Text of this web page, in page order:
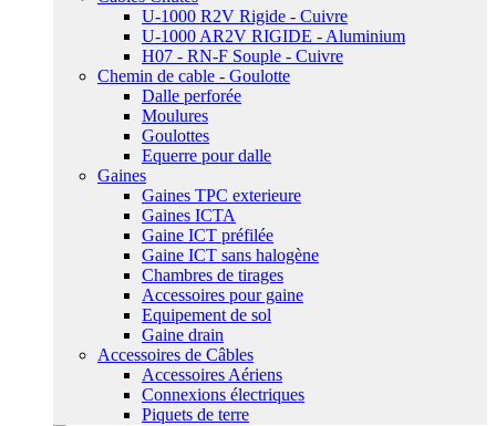
U-1000 R2V Rigide - Cuivre
U-1000 AR2V RIGIDE - Aluminium
H07 - RN-F Souple - Cuivre
Chemin de cable - Goulotte
Dalle perforée
Moulures
Goulottes
Equerre pour dalle
Gaines
Gaines TPC exterieure
Gaines ICTA
Gaine ICT préfilée
Gaine ICT sans halogène
Chambres de tirages
Accessoires pour gaine
Equipement de sol
Gaine drain
Accessoires de Câbles
Accessoires Aériens
Connexions électriques
Piquets de terre